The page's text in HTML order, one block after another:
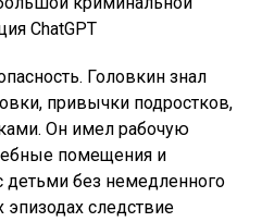
ChatGPT
Головкин знал
привычки подростков,
Он имел рабочую
помещения и
детьми без немедленного
эпизодах следствие